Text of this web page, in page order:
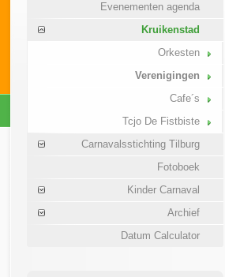
Evenementen agenda
Kruikenstad
Orkesten
Verenigingen
Cafe´s
Tcjo De Fistbiste
Carnavalsstichting Tilburg
Fotoboek
Kinder Carnaval
Archief
Datum Calculator